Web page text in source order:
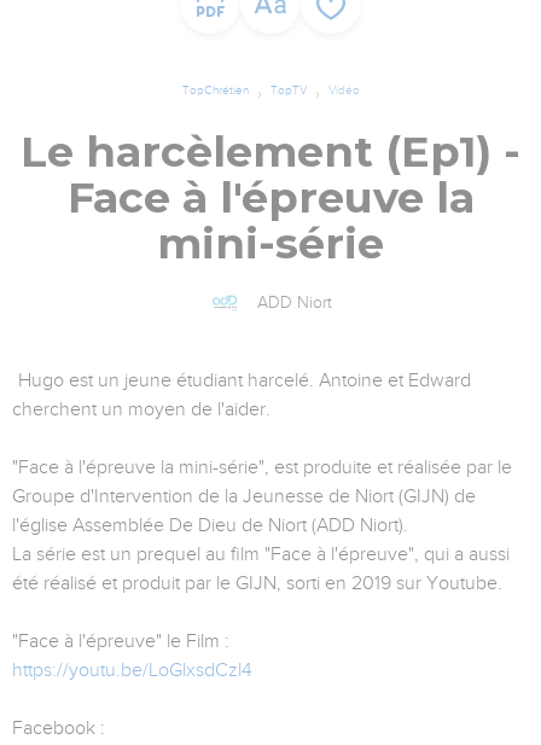
TopChrétien TopTV Vidéo
Le harcèlement (Ep1) -
Face à l'épreuve la
mini-série
ADD Niort
Hugo est un jeune étudiant harcelé. Antoine et Edward
cherchent un moyen de l'aider.
"Face à l'épreuve la mini-série", est produite et réalisée par le
Groupe d'Intervention de la Jeunesse de Niort (GIJN) de
l'église Assemblée De Dieu de Niort (ADD Niort).
La série est un prequel au film "Face à l'épreuve", qui a aussi
été réalisé et produit par le GIJN, sorti en 2019 sur Youtube.
"Face à l'épreuve" le Film :
https://youtu.be/LoGlxsdCzl4
Facebook :